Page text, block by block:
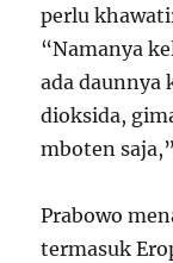
perlu
“Namanya
ada daunnya
dioksida,
mboten
Prabowo
termasuk